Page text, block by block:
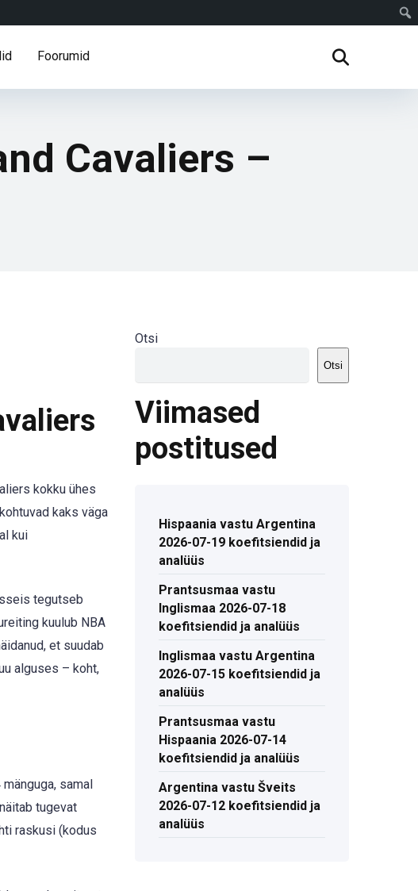
Foorumid
Cavaliers –
kokku ühes
kaks väga
kui
tegutseb
kuulub NBA
et suudab
alguses – koht,
samal
tugevat
raskusi (kodus
Otsi
Otsi
Viimased
postitused
Hispaania vastu Argentina
2026-07-19 koefitsiendid ja
analüüs
Prantsusmaa vastu
Inglismaa 2026-07-18
koefitsiendid ja analüüs
Inglismaa vastu Argentina
2026-07-15 koefitsiendid ja
analüüs
Prantsusmaa vastu
Hispaania 2026-07-14
koefitsiendid ja analüüs
Argentina vastu Šveits
2026-07-12 koefitsiendid ja
analüüs